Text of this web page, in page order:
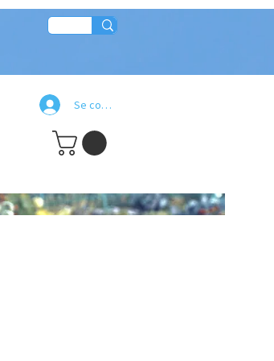
Se connecter